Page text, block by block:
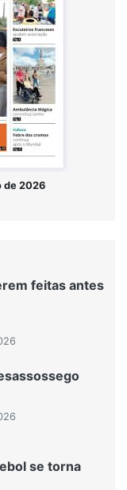
de 2026
feitas antes
se torna